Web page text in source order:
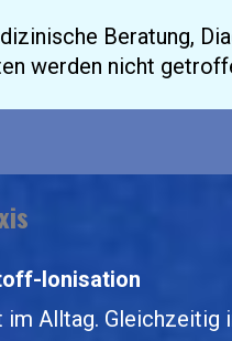
Beratung,
werden nicht
Ionisation
Alltag. Gleichzeitig